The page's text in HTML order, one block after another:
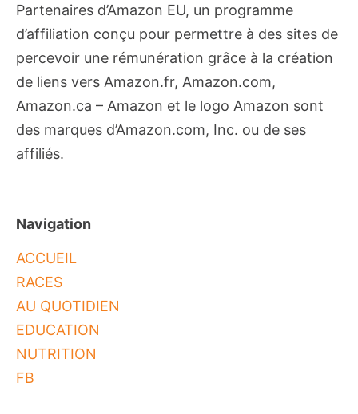
Partenaires d’Amazon EU, un programme
d’affiliation conçu pour permettre à des sites de
percevoir une rémunération grâce à la création
de liens vers Amazon.fr, Amazon.com,
Amazon.ca – Amazon et le logo Amazon sont
des marques d’Amazon.com, Inc. ou de ses
affiliés.
Navigation
ACCUEIL
RACES
AU QUOTIDIEN
EDUCATION
NUTRITION
FB